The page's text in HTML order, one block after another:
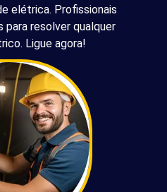
elétrica. Profissionais
para resolver qualquer
Ligue agora!